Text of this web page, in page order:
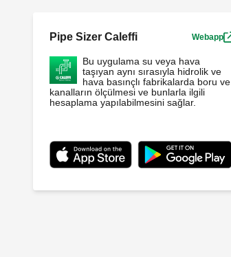
Pipe Sizer Caleffi Webapp
Bu uygulama su veya hava
taşıyan aynı sırasıyla hidrolik ve
hava basınçlı fabrikalarda boru ve
kanalların ölçülmesi ve bunlarla ilgili
hesaplama yapılabilmesini sağlar.